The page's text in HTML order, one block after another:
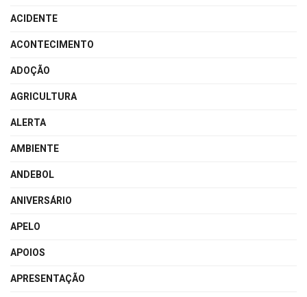
ACIDENTE
ACONTECIMENTO
ADOÇÃO
AGRICULTURA
ALERTA
AMBIENTE
ANDEBOL
ANIVERSÁRIO
APELO
APOIOS
APRESENTAÇÃO